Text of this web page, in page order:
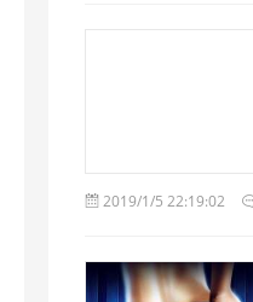
2019/1/5 22:19:02